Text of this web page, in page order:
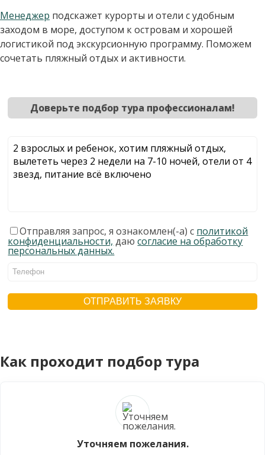
Менеджер подскажет курорты и отели с удобным
заходом в море, доступом к островам и хорошей
логистикой под экскурсионную программу. Поможем
сочетать пляжный отдых и активности.
Доверьте подбор тура профессионалам!
Отправляя запрос, я ознакомлен(-а) с политикой
конфиденциальности, даюсогласие на обработку
персональных данных.
Как проходит подбор тура
Уточняем пожелания.